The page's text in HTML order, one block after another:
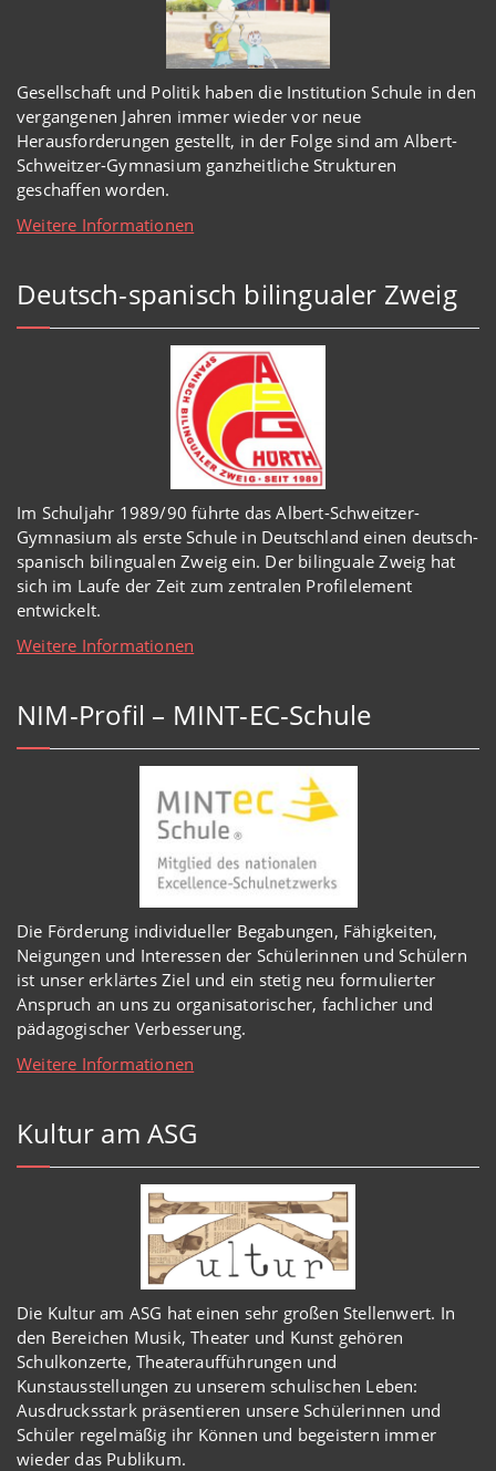
Gesellschaft und Politik haben die Institution Schule in den
vergangenen Jahren immer wiedervor neue
Herausforderungen gestellt, in der Folge sind am Albert-
Schweitzer-Gymnasium ganzheitliche Strukturen
geschaffen worden.
Weitere Informationen
Deutsch-spanisch bilingualer Zweig
Im Schuljahr 1989/90 führte das Albert-Schweitzer-
Gymnasium als erste Schule in Deutschland einen deutsch-
spanisch bilingualen Zweig ein. Der bilinguale Zweig hat
sich im Laufe der Zeit zum zentralen Profilelement
entwickelt.
Weitere Informationen
NIM-Profil – MINT-EC-Schule
Die Förderung individueller Begabungen, Fähigkeiten,
Neigungen und Interessen der Schülerinnen und Schülern
ist unser erklärtes Ziel und ein stetig neu formulierter
Anspruch an uns zu organisatorischer, fachlicher und
pädagogischer Verbesserung.
Weitere Informationen
Kultur am ASG
Die Kultur am ASG hat einen sehr großen Stellenwert. In
den Bereichen Musik, Theater und Kunst gehören
Schulkonzerte, Theateraufführungen und
Kunstausstellungen zu unserem schulischen Leben:
Ausdrucksstark präsentieren unsere Schülerinnen und
Schüler regelmäßig ihr Können und begeistern immer
wieder das Publikum.